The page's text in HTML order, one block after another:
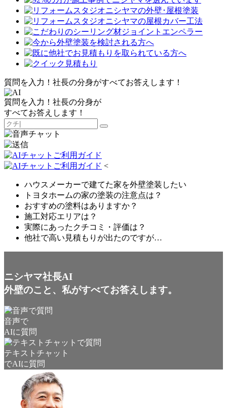
質問を入力！社長の分身がすべてお答えします！
質問を入力！社長の分身が
すべてお答えします！
<
ハウスメーカーで建てた家を外壁塗装したい
トヨタホームの家の塗装の注意点は？
おすすめの塗料はありますか？
施工対応エリアは？
実際にあったクチコミ・評価は？
他社で高い見積もりが出たのですが…
ニシヤマ社長AI
外壁のこと、私がすべてお答えします。
音声で
AIに質問
テキストチャット
でAIに質問